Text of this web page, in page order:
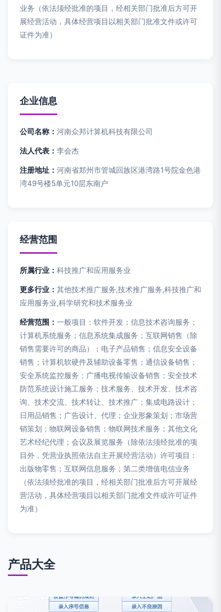
业务（依法须经批准的项目，经相关部门批准后方可开
展经营活动，具体经营项目以相关部门批准文件或许可
证件为准）
企业信息
公司名称： 河南众邦计算机科技有限公司
法人代表： 李会杰
注册地址： 河南省郑州市管城回族区港湾路1号院金色港
湾49号楼5单元10层东南户
经营范围
所属行业： 科技推广和应用服务业
更多行业： 其他技术推广服务,技术推广服务,科技推广和
应用服务业,科学研究和技术服务业
经营范围： 一般项目：软件开发；信息技术咨询服务；
计算机系统服务；信息系统集成服务；互联网销售（除
销售需要许可的商品）；电子产品销售；信息安全设备
销售；计算机软硬件及辅助设备零售；通信设备销售；
安全系统监控服务；广播电视传输设备销售；安全技术
防范系统设计施工服务；技术服务、技术开发、技术咨
询、技术交流、技术转让、技术推广；集成电路设计；
日用品销售；广告设计、代理；企业形象策划；市场营
销策划；物联网设备销售；物联网技术服务；其他文化
艺术经纪代理；会议及展览服务（除依法须经批准的项
目外，凭营业执照依法自主开展经营活动）许可项目：
出版物零售；互联网信息服务；第二类增值电信业务
（依法须经批准的项目，经相关部门批准后方可开展经
营活动，具体经营项目以相关部门批准文件或许可证件
为准）
产品大全